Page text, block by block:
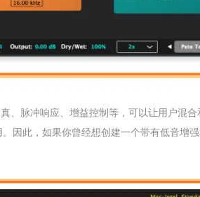
、脉冲响应、增益控制等，可以让用户混合
因此，如果你曾经想创建一个带有低音增